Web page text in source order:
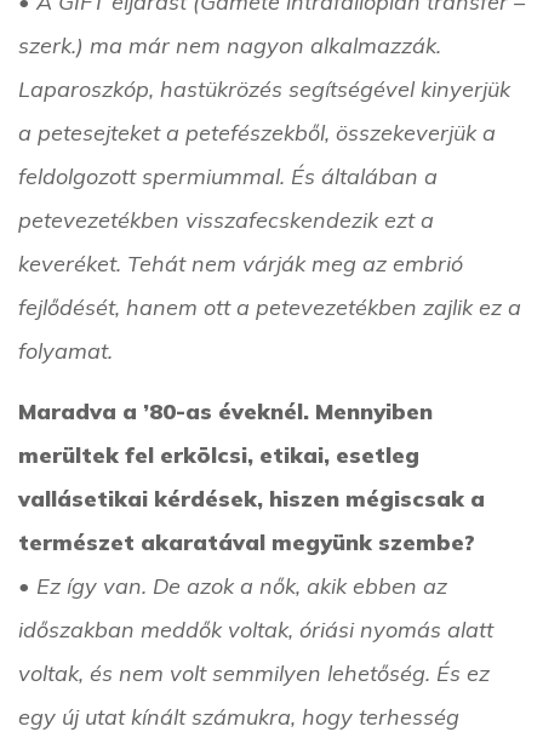
szerk.) ma már nem nagyon alkalmazzák.
Laparoszkóp, hastükrözés segítségével kinyerjük
a petesejteket a petefészekből, összekeverjük a
feldolgozott spermiummal. És általában a
petevezetékben visszafecskendezik ezt a
keveréket. Tehát nem várják meg az embrió
fejlődését, hanem ott a petevezetékben zajlik ez a
folyamat.
Maradva a ’80-as éveknél. Mennyiben
merültek fel erkölcsi, etikai, esetleg
vallásetikai kérdések, hiszen mégiscsak a
természet akaratával megyünk szembe?
• Ez így van. De azok a nők, akik ebben az
időszakban meddők voltak, óriási nyomás alatt
voltak, és nem volt semmilyen lehetőség. És ez
egy új utat kínált számukra, hogy terhesség